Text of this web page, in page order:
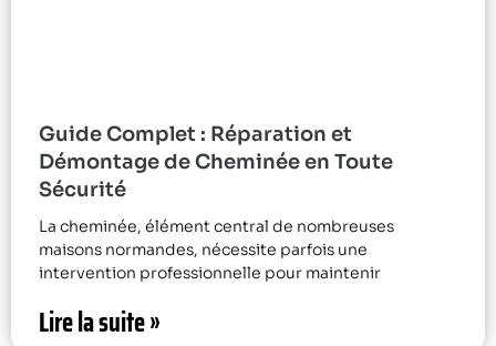
Guide Complet : Réparation et
Démontage de Cheminée en Toute
Sécurité
La cheminée, élément central de nombreuses
maisons normandes, nécessite parfois une
intervention professionnelle pour maintenir
Lire la suite »